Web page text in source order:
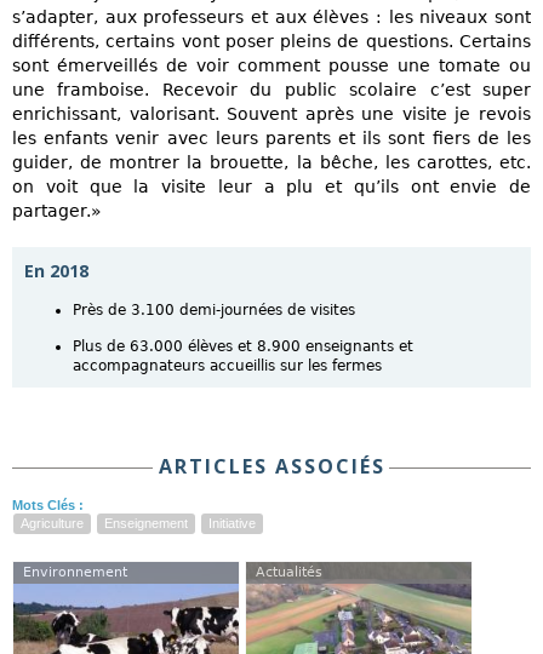
s’adapter, aux professeurs et aux élèves : les niveaux sont
différents, certains vont poser pleins de questions. Certains
sont émerveillés de voir comment pousse une tomate ou
une framboise. Recevoir du public scolaire c’est super
enrichissant, valorisant. Souvent après une visite je revois
les enfants venir avec leurs parents et ils sont fiers de les
guider, de montrer la brouette, la bêche, les carottes, etc.
on voit que la visite leur a plu et qu’ils ont envie de
partager.»
En 2018
Près de 3.100 demi-journées de visites
Plus de 63.000 élèves et 8.900 enseignants et
accompagnateurs accueillis sur les fermes
ARTICLES ASSOCIÉS
Mots Clés :
Agriculture
Enseignement Initiative
Environnement Actualités